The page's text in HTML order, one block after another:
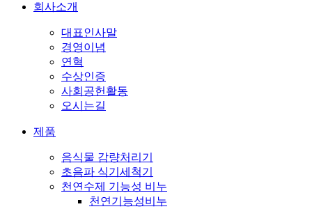
회사소개
대표인사말
경영이념
연혁
수상인증
사회공헌활동
오시는길
제품
음식물 감량처리기
초음파 식기세척기
천연수제 기능성 비누
천연기능성비누